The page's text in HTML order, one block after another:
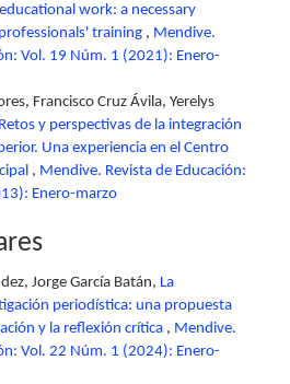
work: a necessary
training , Mendive.
Vol. 19 Núm. 1 (2021): Enero-
Francisco Cruz Ávila, Yerelys
Retos y perspectivas de la integración
Una experiencia en el Centro
, Mendive. Revista de Educación:
Enero-marzo
Jorge García Batán, La
periodística: una propuesta
y la reflexión crítica , Mendive.
Vol. 22 Núm. 1 (2024): Enero-